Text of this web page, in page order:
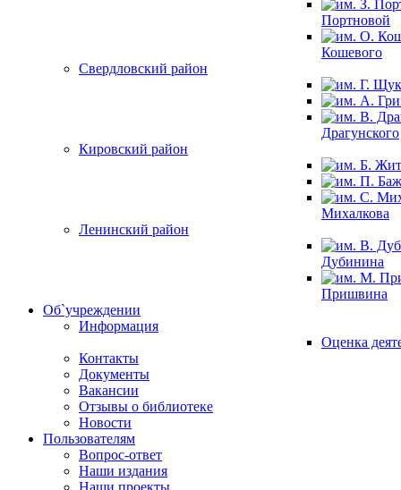
Портновой
Кошевого
Свердловский район
Драгунского
Кировский район
Михалкова
Ленинский район
Дубинина
Пришвина
Об`учреждении
Информация
Оценка
Контакты
Документы
Вакансии
Отзывы о библиотеке
Новости
Пользователям
Вопрос-ответ
Наши издания
Наши проекты